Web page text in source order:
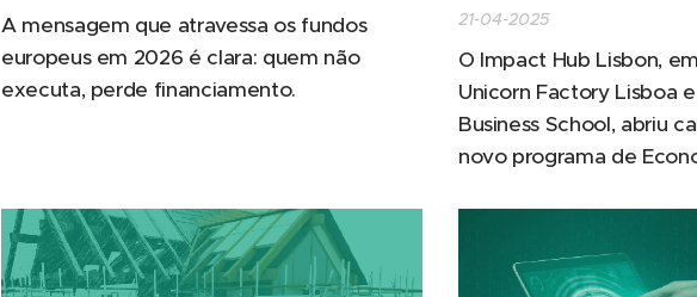
A mensagem que atravessa os fundos
europeus em 2026 é clara: quem não
executa, perde financiamento.
21-04-2025
O Impact Hub Lisbon,
Unicorn Factory Lisboa
Business School, abriu
novo programa de
Inovação Social, com
FAIR Foundation, que